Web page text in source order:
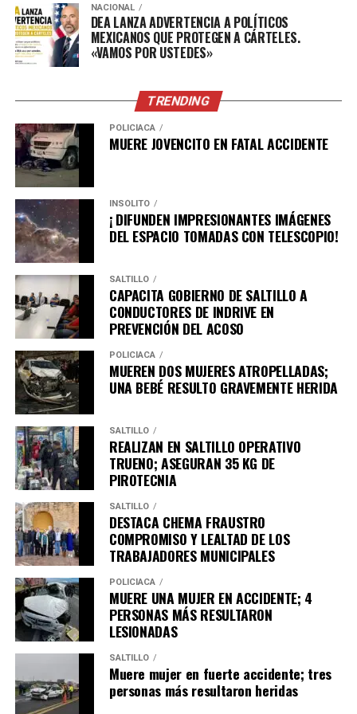
NACIONAL
DEA LANZA ADVERTENCIA A POLÍTICOS
MEXICANOS QUE PROTEGEN A CÁRTELES.
«VAMOS POR USTEDES»
TRENDING
POLICÍACA
MUERE JOVENCITO EN FATAL ACCIDENTE
INSÓLITO
¡ DIFUNDEN IMPRESIONANTES IMÁGENES
DEL ESPACIO TOMADAS CON TELESCOPIO!
SALTILLO
CAPACITA GOBIERNO DE SALTILLO A
CONDUCTORES DE INDRIVE EN
PREVENCIÓN DEL ACOSO
POLICÍACA
MUEREN DOS MUJERES ATROPELLADAS;
UNA BEBÉ RESULTO GRAVEMENTE HERIDA
SALTILLO
REALIZAN EN SALTILLO OPERATIVO
TRUENO; ASEGURAN 35 KG DE
PIROTECNIA
SALTILLO
DESTACA CHEMA FRAUSTRO
COMPROMISO Y LEALTAD DE LOS
TRABAJADORES MUNICIPALES
POLICÍACA
MUERE UNA MUJER EN ACCIDENTE; 4
PERSONAS MÁS RESULTARON
LESIONADAS
SALTILLO
Muere mujer en fuerte accidente; tres
personas más resultaron heridas